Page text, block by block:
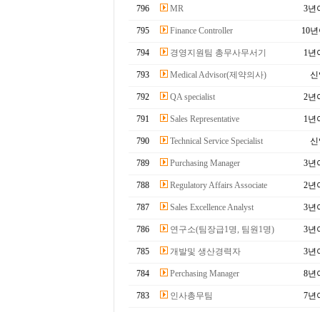
796 MR 3년
795 Finance Controller 10
794 경영지원팀 총무사무서기 1년
793 Medical Advisor(제약의사)
792 QA specialist 2년
791 Sales Representative 1년
790 Technical Service Specialist
789 Purchasing Manager 3년
788 Regulatory Affairs Associate 2년
787 Sales Excellence Analyst 3년
786 연구소(팀장급1명, 팀원1명) 3년
785 개발및 생산경력자 3년
784 Perchasing Manager 8년
783 인사총무팀 7년